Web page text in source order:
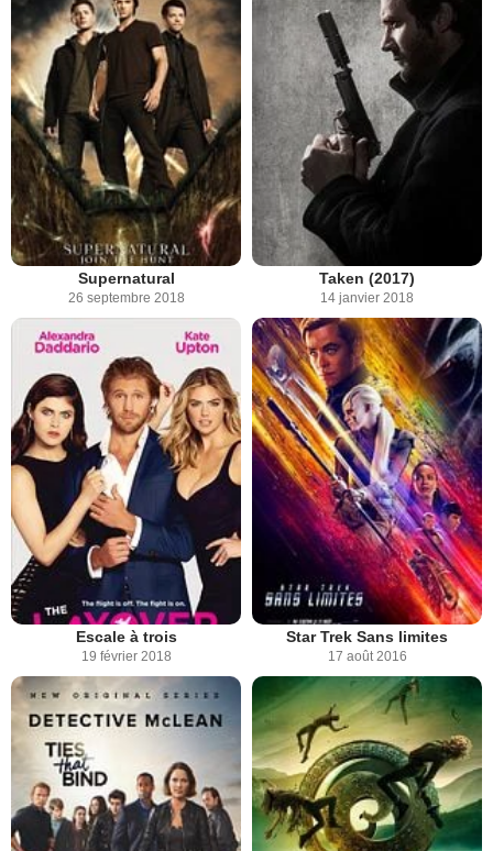
Supernatural
26 septembre 2018
Taken (2017)
14 janvier 2018
Escale à trois
19 février 2018
Star Trek Sans limites
17 août 2016